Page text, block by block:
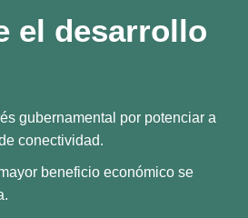
el desarrollo
gubernamental por potenciar a
conectividad.
beneficio económico se